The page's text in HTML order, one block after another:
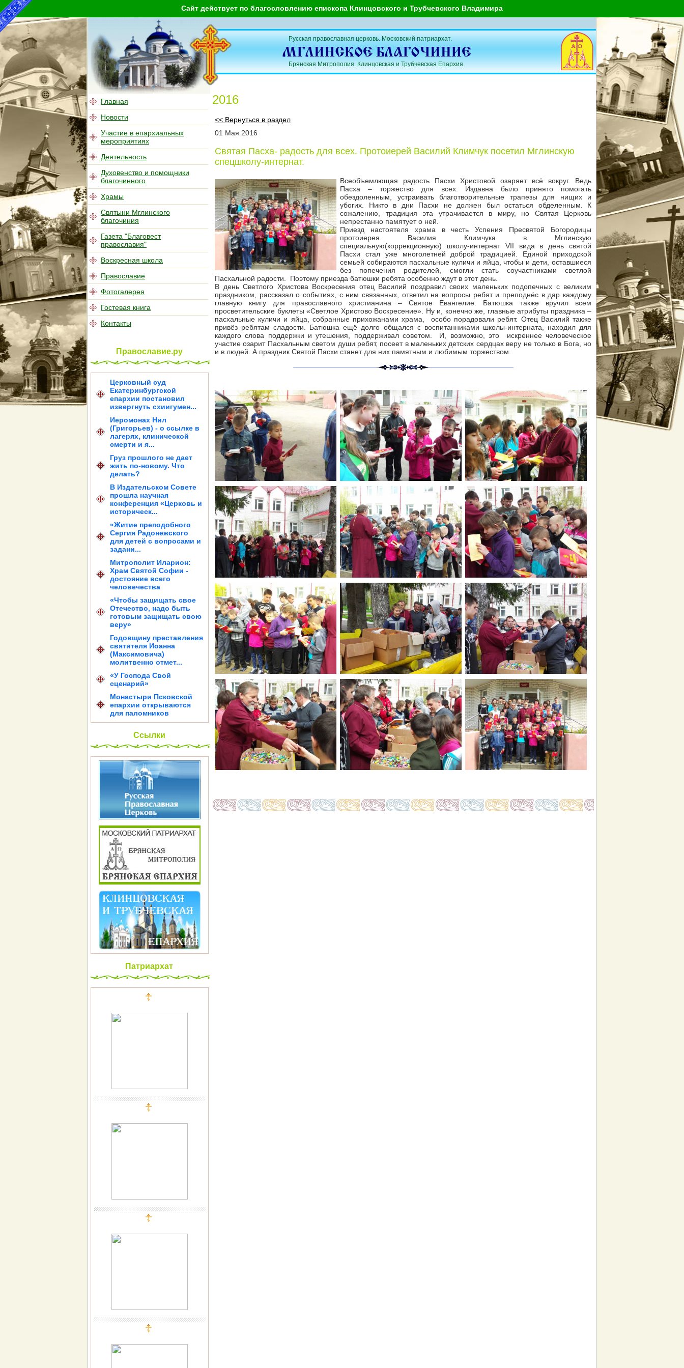
Сайт действует по благословлению епископа Клинцовского и Трубчевского Владимира
Главная
Новости
Участие в епархиальных
мероприятиях
Деятельность
Духовенство и помощники
благочинного
Храмы
Святыни Мглинского
благочиния
Газета "Благовест
православия"
Воскресная школа
Православие
Фотогалерея
Гостевая книга
Контакты
Православие.ру
Церковный суд
Екатеринбургской
епархии постановил
извергнуть схиигумен...
Иеромонах Нил
(Григорьев) - о ссылке в
лагерях, клинической
смерти и я...
Груз прошлого не дает
жить по-новому. Что
делать?
В Издательском Совете
прошла научная
конференция «Церковь и
историческ...
«Житие преподобного
Сергия Радонежского
для детей с вопросами и
задани...
Митрополит Иларион:
Храм Святой Софии -
достояние всего
человечества
«Чтобы защищать свое
Отечество, надо быть
готовым защищать свою
веру»
Годовщину преставления
святителя Иоанна
(Максимовича)
молитвенно отмет...
«У Господа Свой
сценарий»
Монастыри Псковской
епархии открываются
для паломников
Ссылки
Патриархат
Русская православная церковь. Московский патриархат.
Брянская Митрополия. Клинцовская и Трубчевская Епархия.
2016
<< Вернуться в раздел
01 Мая 2016
Святая Пасха- радость для всех. Протоиерей Василий Климчук посетил Мглинскую
спецшколу-интернат.
Всеобъемлющая радость Пасхи Христовой озаряет всё вокруг. Ведь
Пасха – торжество для всех. Издавна было принято помогать
обездоленным, устраивать благотворительные трапезы для нищих и
убогих. Никто в дни Пасхи не должен был остаться обделенным. К
сожалению, традиция эта утрачивается в миру, но Святая Церковь
непрестанно памятует о ней.
Приезд настоятеля храма в честь Успения Пресвятой Богородицы
протоиерея Василия Климчука в Мглинскую
специальную(коррекционную) школу-интернат VII вида в день святой
Пасхи стал уже многолетней доброй традицией. Единой приходской
семьей собираются пасхальные куличи и яйца, чтобы и дети, оставшиеся
без попечения родителей, смогли стать соучастниками светлой
Пасхальной радости. Поэтому приезда батюшки ребята особенно ждут в этот день.
В день Светлого Христова Воскресения отец Василий поздравил своих маленьких подопечных с великим
праздником, рассказал о событиях, с ним связанных, ответил на вопросы ребят и преподнёс в дар каждому
главную книгу для православного христианина – Святое Евангелие. Батюшка также вручил всем
просветительские буклеты «Светлое Христово Воскресение». Ну и, конечно же, главные атрибуты праздника –
пасхальные куличи и яйца, собранные прихожанами храма, особо порадовали ребят. Отец Василий также
привёз ребятам сладости. Батюшка ещё долго общался с воспитанниками школы-интерната, находил для
каждого слова поддержки и утешения, поддерживал советом. И, возможно, это искреннее человеческое
участие озарит Пасхальным светом души ребят, посеет в маленьких детских сердцах веру не только в Бога, но
и в людей. А праздник Святой Пасхи станет для них памятным и любимым торжеством.